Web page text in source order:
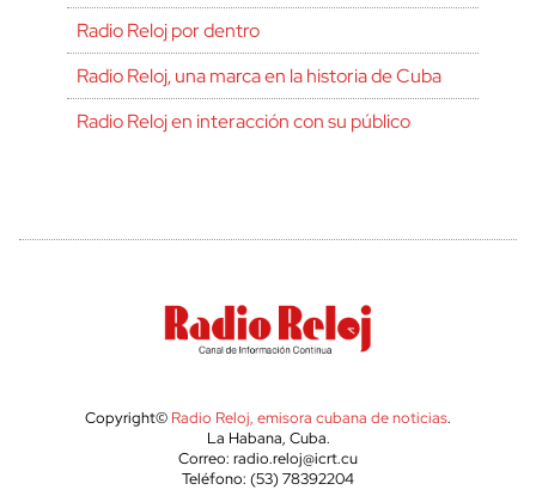
Radio Reloj por dentro
Radio Reloj, una marca en la historia de Cuba
Radio Reloj en interacción con su público
Copyright© Radio Reloj, emisora cubana de noticias.
La Habana, Cuba.
Correo: radio.reloj@icrt.cu
Teléfono: (53) 78392204